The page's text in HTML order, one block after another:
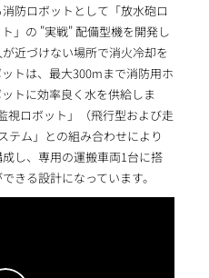
防ロボットとして「放水砲ロ
」の "実戦" 配備型機を開発し
近づけない場所で消火冷却を
トは、最大300mまで消防用ホ
トに効率良く水を供給しま
視ロボット」（飛行型および走
テム」との組み合わせにより
し、専用の運搬車両1台に搭
きる設計になっています。